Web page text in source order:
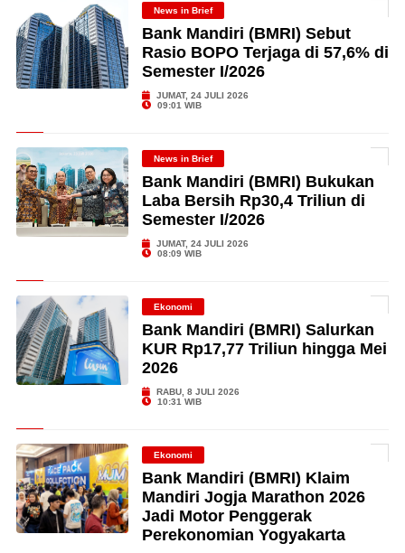
News in Brief
Bank Mandiri (BMRI) Sebut
Rasio BOPO Terjaga di 57,6% di
Semester I/2026
JUMAT, 24 JULI 2026
09:01 WIB
News in Brief
Bank Mandiri (BMRI) Bukukan
Laba Bersih Rp30,4 Triliun di
Semester I/2026
JUMAT, 24 JULI 2026
08:09 WIB
Ekonomi
Bank Mandiri (BMRI) Salurkan
KUR Rp17,77 Triliun hingga Mei
2026
RABU, 8 JULI 2026
10:31 WIB
Ekonomi
Bank Mandiri (BMRI) Klaim
Mandiri Jogja Marathon 2026
Jadi Motor Penggerak
Perekonomian Yogyakarta